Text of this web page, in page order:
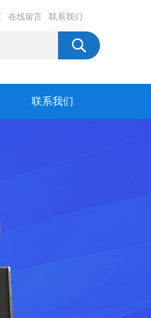
在线留言 联系我们
联系我们